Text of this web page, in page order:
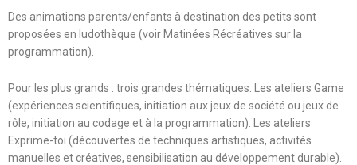
Des animations parents/enfants à destination des petits sont
proposées en ludothèque (voir Matinées Récréatives sur la
programmation).
Pour les plus grands : trois grandes thématiques. Les ateliers Game
(expériences scientifiques, initiation aux jeux de société ou jeux de
rôle, initiation au codage et à la programmation). Les ateliers
Exprime-toi (découvertes de techniques artistiques, activités
manuelles et créatives, sensibilisation au développement durable).